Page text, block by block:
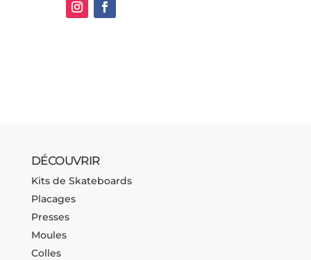
DÉCOUVRIR
Kits de Skateboards
Placages
Presses
Moules
Colles